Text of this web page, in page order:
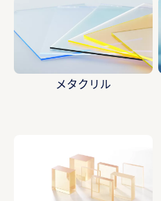
メタクリル